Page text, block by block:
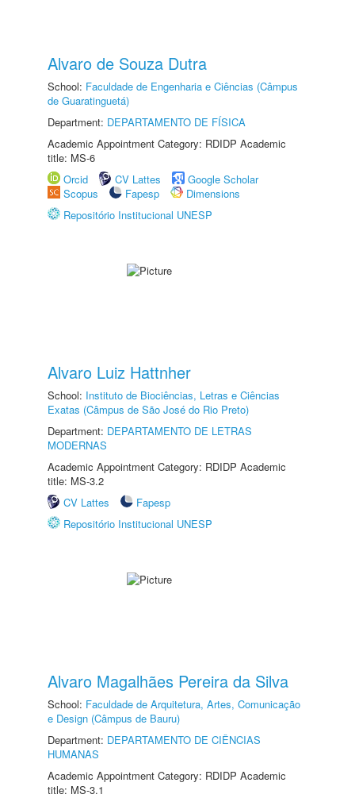
Alvaro de Souza Dutra
School: Faculdade de Engenharia e Ciências (Câmpus
de Guaratinguetá)
Department: DEPARTAMENTO DE FÍSICA
Academic Appointment Category: RDIDP Academic
title: MS-6
Orcid
CV Lattes
Google Scholar
Scopus
Fapesp
Dimensions
Repositório Institucional UNESP
Alvaro Luiz Hattnher
School: Instituto de Biociências, Letras e Ciências
Exatas (Câmpus de São José do Rio Preto)
Department: DEPARTAMENTO DE LETRAS
MODERNAS
Academic Appointment Category: RDIDP Academic
title: MS-3.2
CV Lattes
Fapesp
Repositório Institucional UNESP
Alvaro Magalhães Pereira da Silva
School: Faculdade de Arquitetura, Artes, Comunicação
e Design (Câmpus de Bauru)
Department: DEPARTAMENTO DE CIÊNCIAS
HUMANAS
Academic Appointment Category: RDIDP Academic
title: MS-3.1